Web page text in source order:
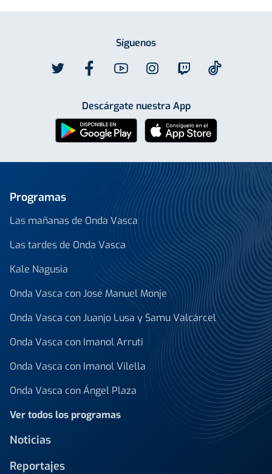
Síguenos
Descárgate nuestra App
Programas
Las mañanas de Onda Vasca
Las tardes de Onda Vasca
Kale Nagusia
Onda Vasca con José Manuel Monje
Onda Vasca con Juanjo Lusa y Samu Valcárcel
Onda Vasca con Imanol Arruti
Onda Vasca con Imanol Vilella
Onda Vasca con Ángel Plaza
Ver todos los programas
Noticias
Reportajes